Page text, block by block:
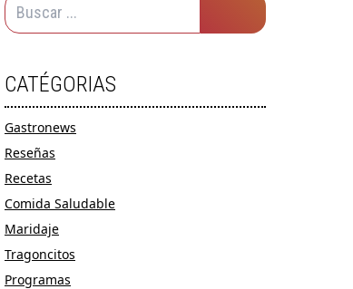
CATÉGORIAS
Gastronews
Reseñas
Recetas
Comida Saludable
Maridaje
Tragoncitos
Programas